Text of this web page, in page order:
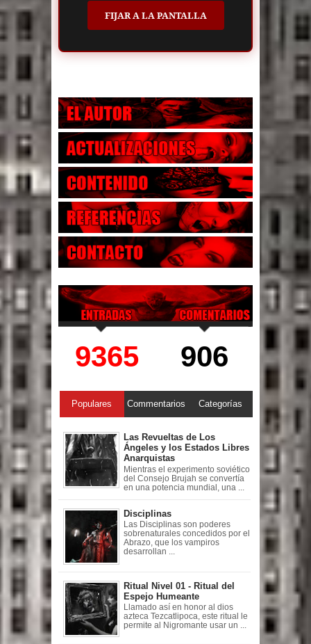
FIJAR A LA PANTALLA
9365 906
Populares Commentarios Categorías
Las Revueltas de Los
Ángeles y los Estados Libres
Anarquistas
Mientras el experimento soviético
del Consejo Brujah se convertía
en una potencia mundial, una ...
Disciplinas
Las Disciplinas son poderes
sobrenaturales concedidos por el
Abrazo, que los vampiros
desarrollan ...
Ritual Nivel 01 - Ritual del
Espejo Humeante
Llamado así en honor al dios
azteca Tezcatlipoca, este ritual le
permite al Nigromante usar un ...